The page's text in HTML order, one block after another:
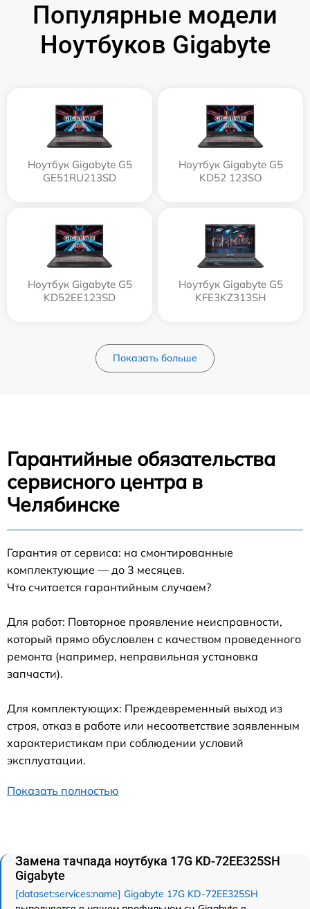
Популярные модели
Ноутбуков Gigabyte
Ноутбук Gigabyte G5
GE51RU213SD
Ноутбук Gigabyte G5
KD52 123SO
Ноутбук Gigabyte G5
KD52EE123SD
Ноутбук Gigabyte G5
KFE3KZ313SH
Показать больше
Гарантийные обязательства
сервисного центра в
Челябинске
Гарантия от сервиса: на смонтированные
комплектующие — до 3 месяцев.
Что считается гарантийным случаем?
Для работ: Повторное проявление неисправности,
который прямо обусловлен с качеством проведенного
ремонта (например, неправильная установка
запчасти).
Для комплектующих: Преждевременный выход из
строя, отказ в работе или несоответствие заявленным
характеристикам при соблюдении условий
эксплуатации.
Показать полностью
Замена тачпада ноутбука 17G KD-72EE325SH
Gigabyte
[dataset:services:name] Gigabyte 17G KD-72EE325SH